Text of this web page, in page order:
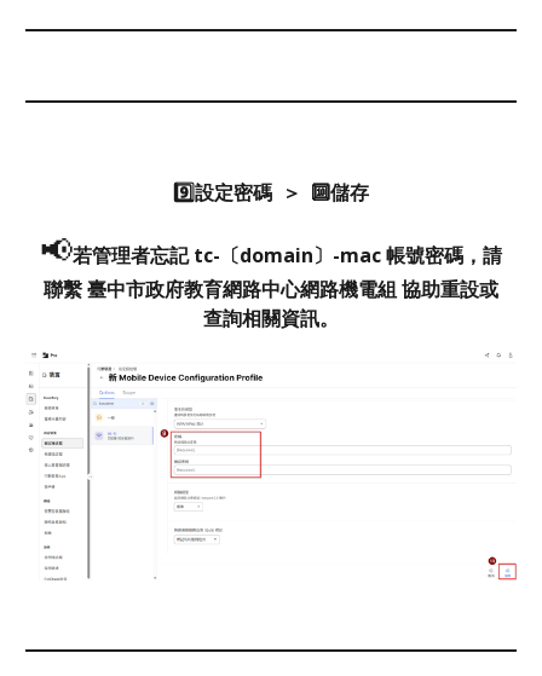
9️⃣設定密碼 ＞ 🔟儲存
📢若管理者忘記 tc-〔domain〕-mac 帳號密碼，請
聯繫 臺中市政府教育網路中心網路機電組 協助重設或
查詢相關資訊。